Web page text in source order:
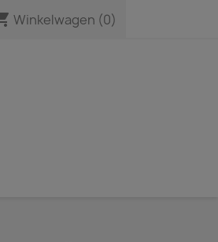
Winkelwagen (0)